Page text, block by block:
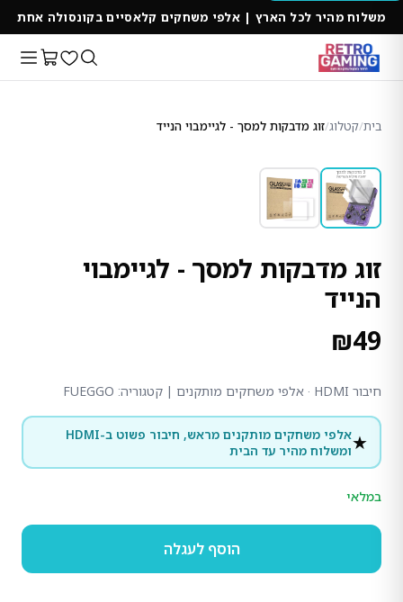
משלוח מהיר לכל הארץ | אלפי משחקים קלאסיים בקונסולה אחת
בית/קטלוג/זוג מדבקות למסך - לגיימבוי הנייד
זוג מדבקות למסך - לגיימבוי
הנייד
₪49
חיבור HDMI · אלפי משחקים מותקנים | קטגוריה: FUEGGO
★
אלפי משחקים מותקנים מראש, חיבור פשוט ב-HDMI
ומשלוח מהיר עד הבית
במלאי
הוסף לעגלה